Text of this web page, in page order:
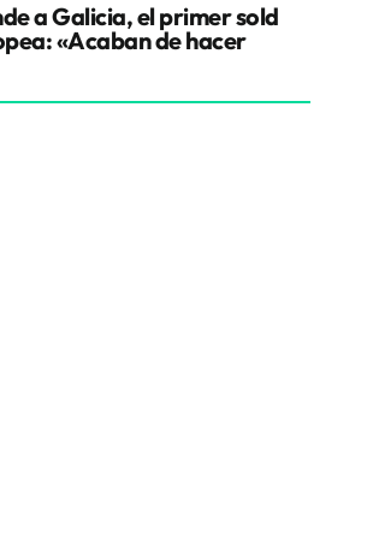
a Galicia, el primer sold
«Acaban de hacer